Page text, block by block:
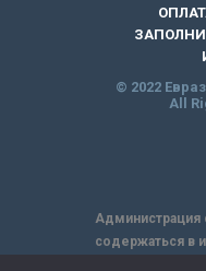
© 2022
All
Администрация
содержаться в